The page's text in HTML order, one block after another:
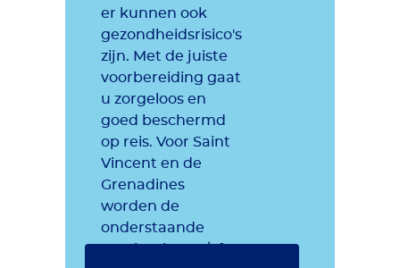
er kunnen ook
gezondheidsrisico's
zijn. Met de juiste
voorbereiding gaat
u zorgeloos en
goed beschermd
op reis. Voor Saint
Vincent en de
Grenadines
worden de
onderstaande